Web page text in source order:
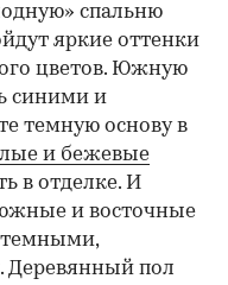
спальню
яркие оттенки
цветов. Южную
синими и
темную основу в
и бежевые
в отделке. И
и восточные
темными,
Деревянный пол